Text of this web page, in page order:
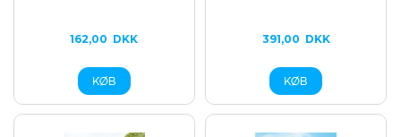
162,00 DKK 391,00 DKK